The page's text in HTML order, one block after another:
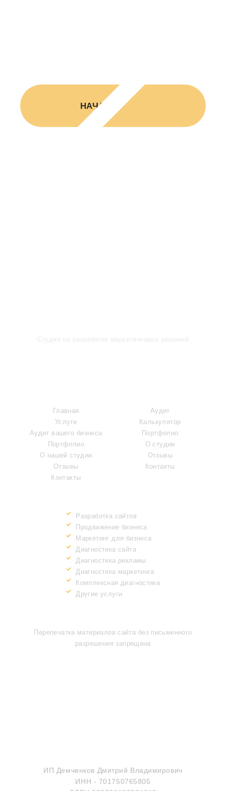
НАЧАТЬ
Студия по разработке маркетинговых решений
Главная
Услуги
Аудит вашего бизнеса
Портфолио
О нашей студии
Отзывы
Контакты
Аудит
Калькулятор
Портфолио
О студии
Отзывы
Контакты
Разработка сайтов
Продвижение бизнеса
Маркетинг для бизнеса
Диагностика сайта
Диагностика рекламы
Диагностика маркетинга
Комплексная диагностика
Другие услуги
Перепечатка материалов сайта без письменного
разрешения запрещена
ИП Демченков Дмитрий Владимирович
ИНН - 701750765805